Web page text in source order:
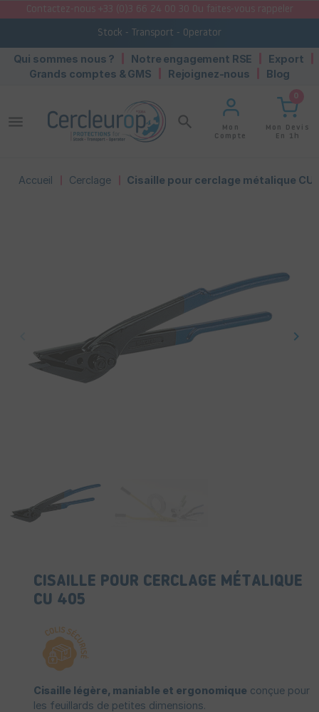
Contactez-nous +33 (0)3 66 24 00 30 Ou faites-vous rappeler
Stock - Transport - Operator
Qui sommes nous ? Notre engagement RSE
Export
Grands comptes & GMS
Rejoignez-nous Blog
search
Mon
Compte
0
Mon Devis
En 1h
menu
Accueil Cerclage Cisaille pour cerclage métalique CU
keyboard_arrow_right
CISAILLE POUR CERCLAGE MÉTALIQUE
CU 405
Cisaille légère, maniable et ergonomique conçue pour
les feuillards de petites dimensions.